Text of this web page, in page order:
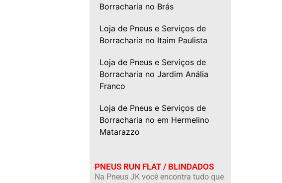
Borracharia no Brás
Loja de Pneus e Serviços de
Borracharia no Itaim Paulista
Loja de Pneus e Serviços de
Borracharia no Jardim Anália
Franco
Loja de Pneus e Serviços de
Borracharia no em Hermelino
Matarazzo
PNEUS RUN FLAT / BLINDADOS
Na Pneus JK você encontra tudo que